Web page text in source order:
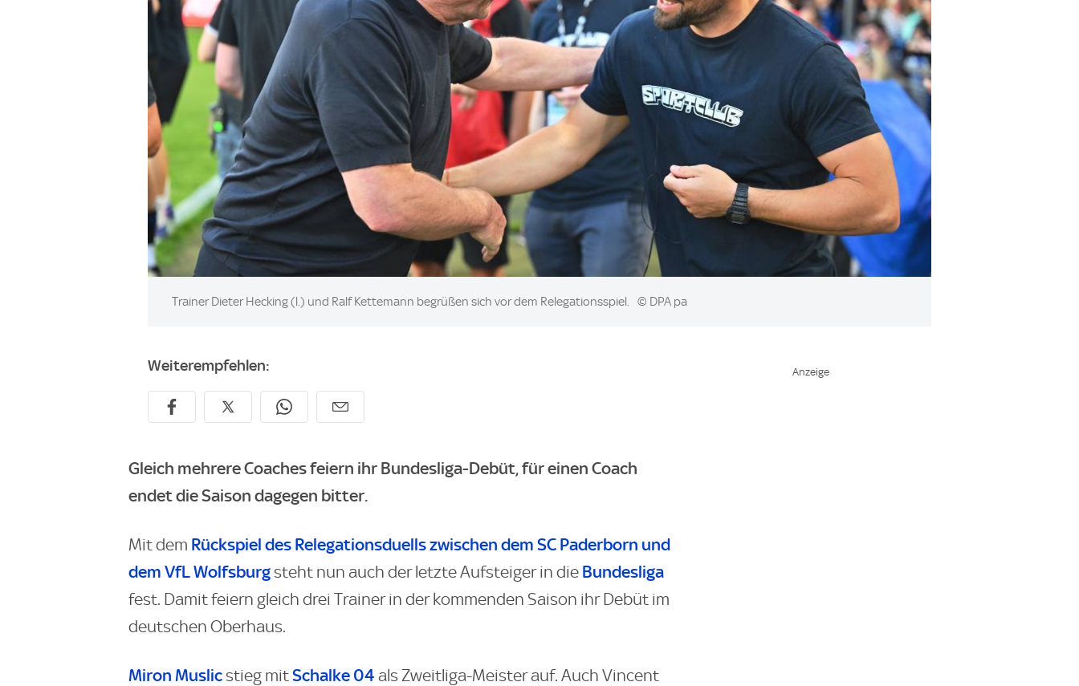
Image:
Trainer Dieter Hecking (l.) und Ralf Kettemann begrüßen sich vor dem Relegationsspiel. © DPA pa
Weiterempfehlen:
Gleich mehrere Coaches feiern ihr Bundesliga-Debüt, für einen Coach
endet die Saison dagegen bitter.
Mit dem Rückspiel des Relegationsduells zwischen dem SC Paderborn und
dem VfL Wolfsburg steht nun auch der letzte Aufsteiger in die Bundesliga
fest. Damit feiern gleich drei Trainer in der kommenden Saison ihr Debüt im
deutschen Oberhaus.
Miron Muslic stieg mitSchalke 04 als Zweitliga-Meister auf. Auch Vincent